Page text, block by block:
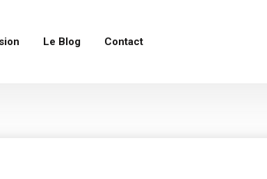
Le Blog Contact